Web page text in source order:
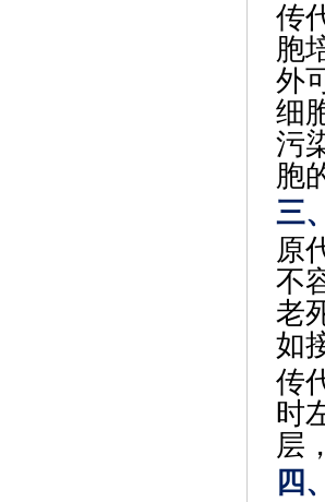
传
胞
外
细
污
胞
三
原
不
老
如
传
时
层
四